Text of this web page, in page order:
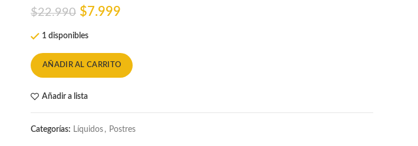
$22.990 El
original
era:
$22.990.
$7.999
es:
$7.999.
1 disponibles
AÑADIR AL CARRITO
Añadir a lista
Categorías: Líquidos , Postres